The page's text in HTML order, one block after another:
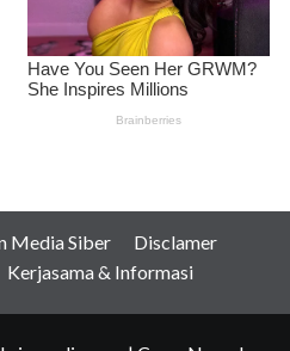
Media Siber
Disclamer
Kerjasama & Informasi